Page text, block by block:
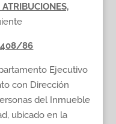
408/86
Ejecutivo
con Dirección
del Inmueble
ubicado en la